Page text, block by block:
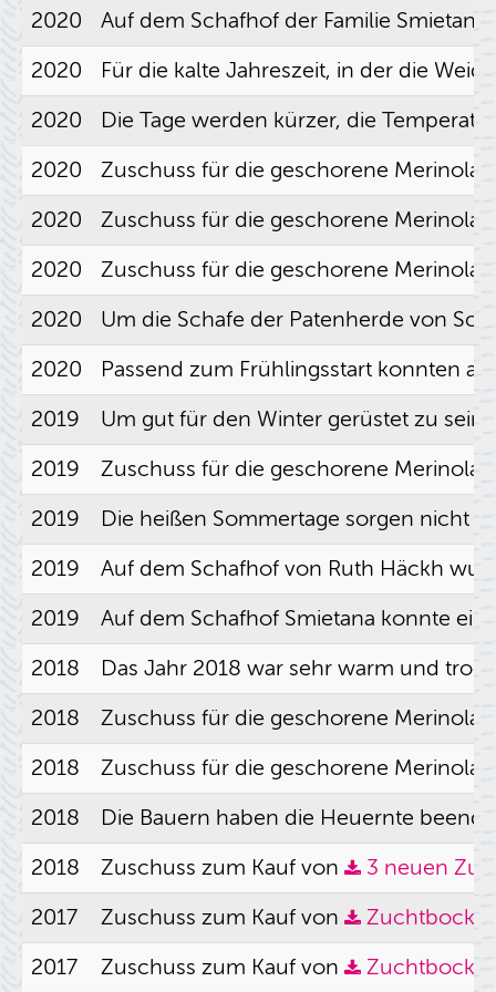
2020
Auf dem Schaf­hof der Fa­mi­lie
2020
Für die kalte Jah­res­zeit, in der die
2020
Die Tage wer­den kür­zer, die
2020
Zu­schuss für die ge­scho­re­ne
2020
Zu­schuss für die ge­scho­re­ne
2020
Zu­schuss für die ge­scho­re­ne
2020
Um die Scha­fe der Pa­ten­her­de von
2020
Pas­send zum Früh­lings­start konn­ten
2019
Um gut für den Win­ter ge­rüs­tet zu
2019
Zu­schuss für die ge­scho­re­ne
2019
Die hei­ßen Som­mer­ta­ge sor­gen nicht
2019
Auf dem Schaf­hof von Ruth Häckh
2019
Auf dem Schaf­hof Smieta­na konn­te
2018
Das Jahr 2018 war sehr warm und
2018
Zu­schuss für die ge­scho­re­ne
2018
Zu­schuss für die ge­scho­re­ne
2018
Die Bau­ern haben die Heu­ern­te
2018
Zu­schuss zum Kauf von
3 neuen
2017
Zu­schuss zum Kauf von
Zucht­bock
2017
Zu­schuss zum Kauf von
Zucht­bock